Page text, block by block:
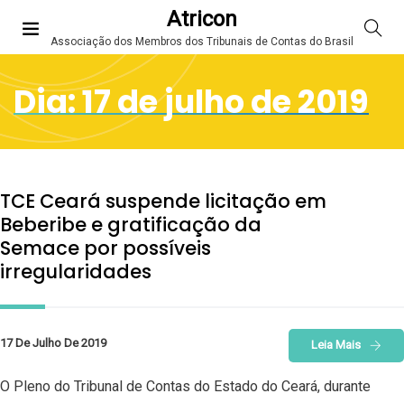
Atricon
Associação dos Membros dos Tribunais de Contas do Brasil
Dia:17 de julho de 2019
TCE Ceará suspende licitação em
Beberibe e gratificação da
Semace por possíveis
irregularidades
17 De Julho De 2019 Leia Mais
O Pleno do Tribunal de Contas do Estado do Ceará, durante